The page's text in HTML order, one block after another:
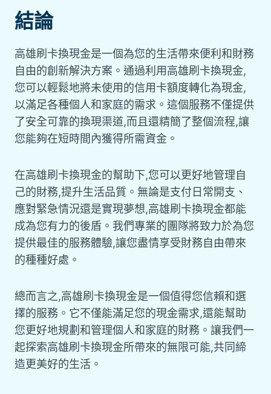
結論
高雄刷卡換現金是一個為您的生活帶來便利和財務
自由的創新解決方案。通過利用高雄刷卡換現金,
您可以輕鬆地將未使用的信用卡額度轉化為現金,
以滿足各種個人和家庭的需求。這個服務不僅提供
了安全可靠的換現渠道,而且還精簡了整個流程,讓
您能夠在短時間內獲得所需資金。
在高雄刷卡換現金的幫助下,您可以更好地管理自
己的財務,提升生活品質。無論是支付日常開支、
應對緊急情況還是實現夢想,高雄刷卡換現金都能
成為您有力的後盾。我們專業的團隊將致力於為您
提供最佳的服務體驗,讓您盡情享受財務自由帶來
的種種好處。
總而言之,高雄刷卡換現金是一個值得您信賴和選
擇的服務。它不僅能滿足您的現金需求,還能幫助
您更好地規劃和管理個人和家庭的財務。讓我們一
起探索高雄刷卡換現金所帶來的無限可能,共同締
造更美好的生活。